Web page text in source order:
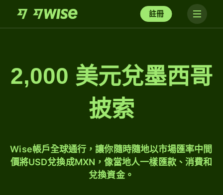
註冊
2,000 美元兌墨西哥
披索
Wise帳戶全球通行，讓你隨時隨地以市場匯率中間
價將USD兌換成MXN，像當地人一樣匯款、消費和
兌換資金。